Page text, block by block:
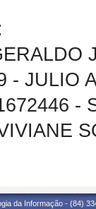
- JULIO
-
da Informação - (84)